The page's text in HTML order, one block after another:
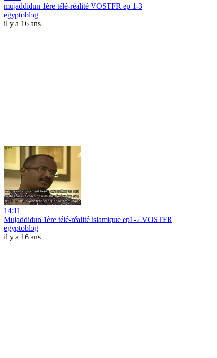
mujaddidun 1ère télé-réalité VOSTFR ep 1-3
egyptoblog
il y a 16 ans
14:11
Mujaddidun 1ère télé-réalité islamique ep1-2 VOSTFR
egyptoblog
il y a 16 ans